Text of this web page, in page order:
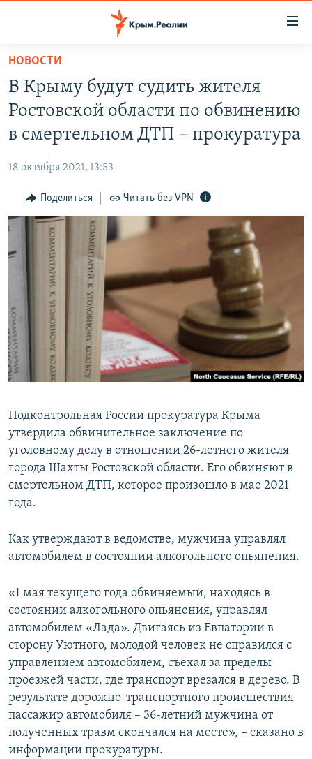
Вернуться
основному
содержанию
главной
навигации
Вернутся
поиску
СПЕЦПРОЕКТЫ
11 ЛЕТ ОККУПАЦИИ КРЫМА. 11 ИСТОРИЙ СОПРОТИВЛЕНИЯ
ЕЩЕ
ИНТЕРАКТИВ
ИНФОГРАФИКА
ТЕЛЕПРОЕКТ КРЫМ.РЕАЛИИ
СОВЕТЫ ПРАВОЗАЩИТНИКОВ
ПРОПАВШИЕ БЕЗ ВЕСТИ
ПОБЕДИТЕЛЕЙ НЕ СУДЯТ?
КРЫМ.НЕПОКОРЕННЫЙ
ELIFBE
РАДІО СВОБОДА
КАК ОБОЙТИ БЛОКИРОВКУ
Українською
Qırımtatar
ПРИСОЕДИНЯЙТЕСЬ!
Все сайты RFE/RL
НОВОСТИ
В Крыму будут судить жителя
Ростовской области по обвинению
в смертельном ДТП – прокуратура
18 октября 2021, 13:53
Поделиться Читать без VPN
Подконтрольная России прокуратура Крыма
утвердила обвинительное заключение по
уголовному делу в отношении 26-летнего жителя
города Шахты Ростовской области. Его обвиняют в
смертельном ДТП, которое произошло в мае 2021
года.
Как утверждают в ведомстве, мужчина управлял
автомобилем в состоянии алкогольного опьянения.
«1 мая текущего года обвиняемый, находясь в
состоянии алкогольного опьянения, управлял
автомобилем «Лада». Двигаясь из Евпатории в
сторону Уютного, молодой человек не справился с
управлением автомобилем, съехал за пределы
проезжей части, где транспорт врезался в дерево. В
результате дорожно-транспортного происшествия
пассажир автомобиля – 36-летний мужчина от
полученных травм скончался на месте», – сказано в
информации прокуратуры.